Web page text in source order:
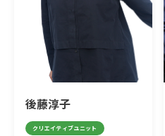
後藤淳子
クリエイティブユニット